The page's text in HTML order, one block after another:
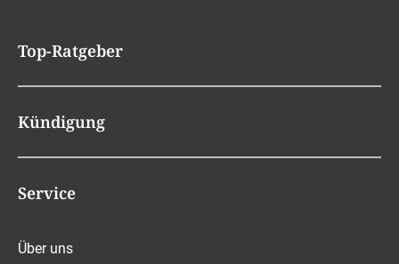
Top-Ratgeber
Kündigung
Service
Über uns